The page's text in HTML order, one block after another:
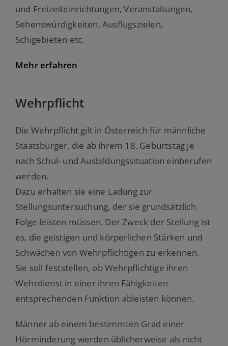
und Freizeiteinrichtungen, Veranstaltungen,
Sehenswürdigkeiten, Ausflugszielen,
Schigebieten etc.
Mehr erfahren
Wehrpflicht
Die Wehrpflicht gilt in Österreich für männliche
Staatsbürger, die ab ihrem 18. Geburtstag je
nach Schul- und Ausbildungssituation einberufen
werden.
Dazu erhalten sie eine Ladung zur
Stellungsuntersuchung, der sie grundsätzlich
Folge leisten müssen. Der Zweck der Stellung ist
es, die geistigen und körperlichen Stärken und
Schwächen von Wehrpflichtigen zu erkennen.
Sie soll feststellen, ob Wehrpflichtige ihren
Wehrdienst in einer ihren Fähigkeiten
entsprechenden Funktion ableisten können.
Männer ab einem bestimmten Grad einer
Hörminderung werden üblicherweise als nicht